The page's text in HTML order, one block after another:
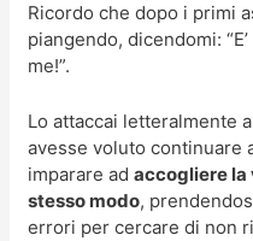
Ricordo che dopo i primi
piangendo, dicendomi:
me!”.
Lo attaccai letteralmente
avesse voluto continuare
imparare adaccogliere la
stesso modo,
errori per cercare di non